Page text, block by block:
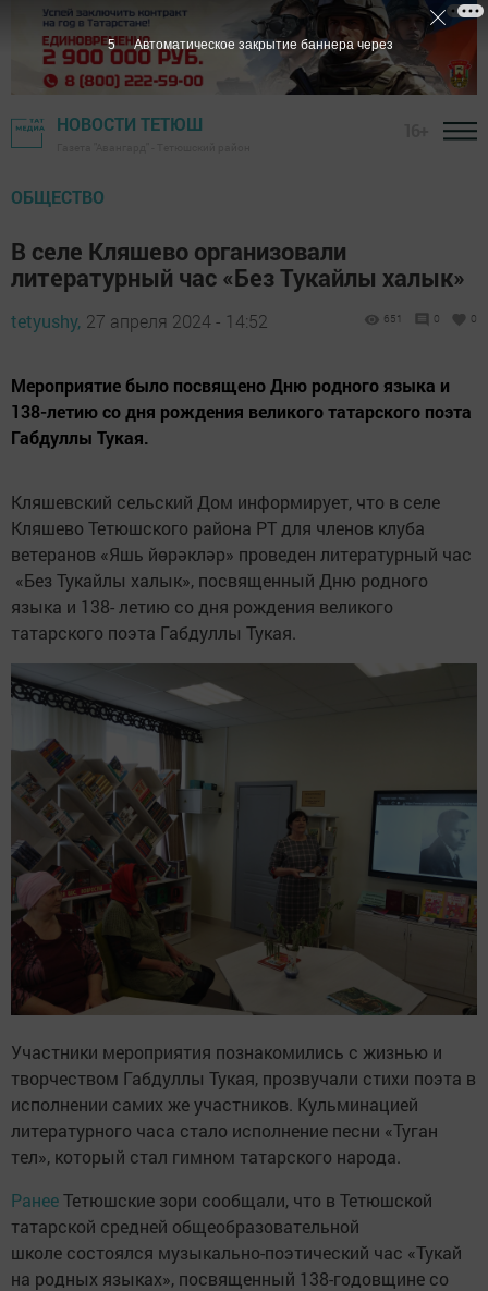
НОВОСТИ ТЕТЮШ
ОБЩЕСТВО
В селе Кляшево организовали
литературный час «Без Тукайлы халык»
tetyushy, 27 апреля 2024 - 14:52 651 0 0
Мероприятие было посвящено Дню родного языка и
138-летию со дня рождения великого татарского поэта
Габдуллы Тукая.
Кляшевский сельский Дом информирует, что в селе
Кляшево Тетюшского района РТ для членов клуба
ветеранов «Яшь йөрәкләр» проведен литературный час
«Без Тукайлы халык», посвященный Дню родного
языка и 138- летию со дня рождения великого
татарского поэта Габдуллы Тукая.
Участники мероприятия познакомились с жизнью и
творчеством Габдуллы Тукая, прозвучали стихи поэта в
исполнении самих же участников. Кульминацией
литературного часа стало исполнение песни «Туган
тел», который стал гимном татарского народа.
РанееТетюшские зори сообщали, что в Тетюшской
татарской средней общеобразовательной
школе состоялся музыкально-поэтический час «Тукай
на родных языках», посвященный 138-годовщине со
3 Автоматическое закрытие баннера через